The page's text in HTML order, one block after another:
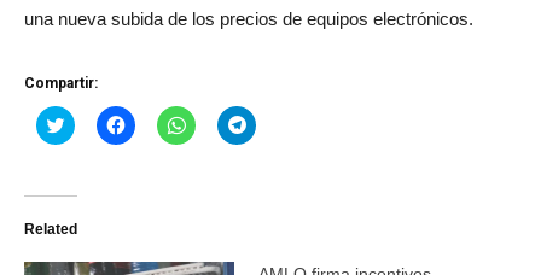
una nueva subida de los precios de equipos electrónicos.
Compartir:
Haz
clic
Twitter
abre
una
Haz
clic
una
Haz
clic
una
Haz
clic
una
Related